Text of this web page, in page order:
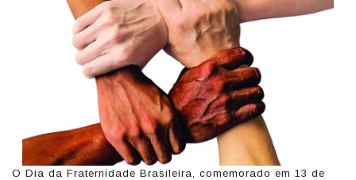
O Dia da Fraternidade Brasileira, comemorado em 13 de